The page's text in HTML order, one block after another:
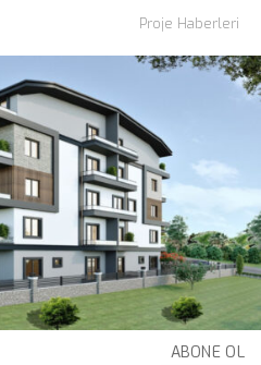
Proje Haberleri
ABONE OL